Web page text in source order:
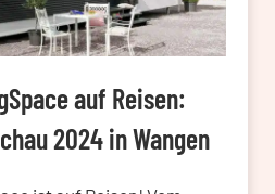
auf Reisen:
2024 in Wangen